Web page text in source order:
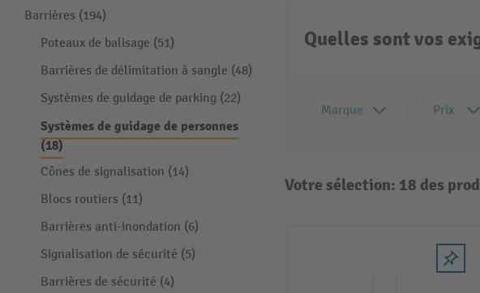
Barrières (194)
Poteaux de balisage (51)
Barrières de délimitation à sangle (48)
Systèmes de guidage de parking (22)
Systèmes de guidage de personnes
(18)
Cônes de signalisation (14)
Blocs routiers (11)
Barrières anti-inondation (6)
Signalisation de sécurité (5)
Barrières de sécurité (4)
Quelles sont vos
Marque Prix
Votre sélection: 18 des